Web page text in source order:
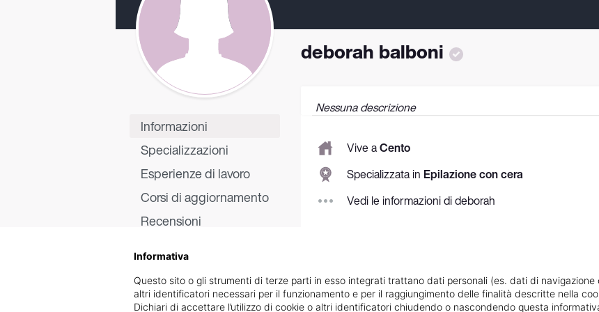
Informazioni
Specializzazioni
Esperienze di lavoro
Corsi di aggiornamento
Recensioni
deborah balboni
Nessuna descrizione
Vive aCento
Specializzata in Epilazione con cera
Vedi le informazioni di deborah
Informativa
Questo sito o gli strumenti di terze parti in esso integrati trattano dati personali (es. dati di
altri identificatori necessari per il funzionamento e per il raggiungimento delle finalità descritte nella
Dichiari di accettare l’utilizzo di cookie o altri identificatori chiudendo o nascondendo questa